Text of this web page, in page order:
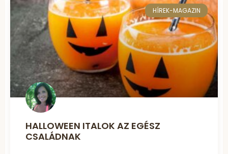
HÍREK-MAGAZIN
HALLOWEEN ITALOK AZ EGÉSZ
CSALÁDNAK